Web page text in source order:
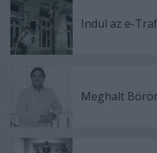
Indul az e-
Meghalt